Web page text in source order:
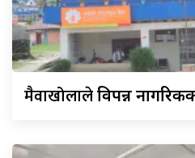
मैवाखोलालेविपन्न